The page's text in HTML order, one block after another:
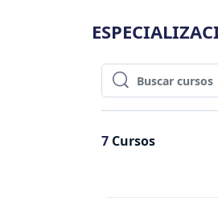
Buscar cursos
Buscar cursos
7 Cursos